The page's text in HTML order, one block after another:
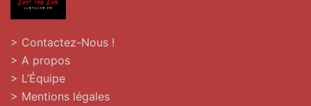
> Contactez-Nous !
> A propos
> L’Équipe
> Mentions légales